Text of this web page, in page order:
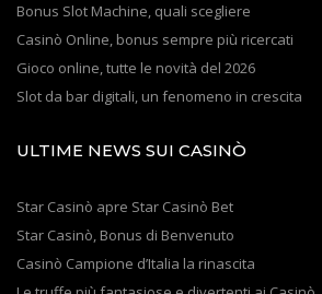
Bonus Slot Machine, quali scegliere
Casinò Online, bonus sempre più ricercati
Gioco online, tutte le novità del 2026
Slot da bar digitali, un fenomeno in crescita
ULTIME NEWS SUI CASINÒ
Star Casinò apre Star Casinò Bet
Star Casinò, Bonus di Benvenuto
Casinò Campione d’Italia la rinascita